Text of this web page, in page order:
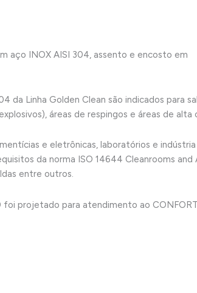
aço INOX AISI 304, assento e encosto em
da Linha Golden Clean são indicados para
áreas de respingos e áreas de alta
e eletrônicas, laboratórios e
da norma ISO 14644 Cleanrooms
entre outros.
projetado para atendimento ao